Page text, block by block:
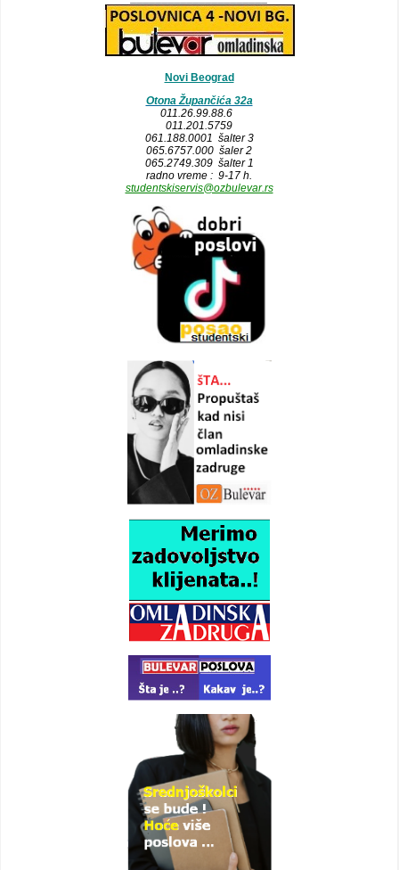
Novi Beograd
Otona Župančića 32a
011.26.99.88.6
011.201.5759
061.188.0001 šalter 3
065.6757.000 šaler 2
065.2749.309 šalter 1
radno vreme : 9-17 h.
studentskiservis@ozbulevar.rs